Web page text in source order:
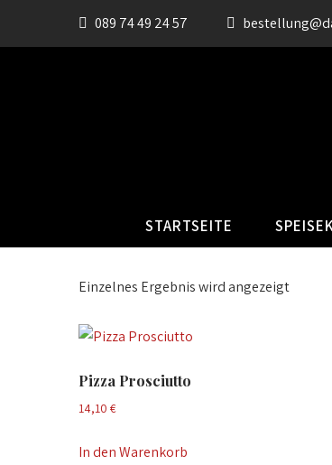
089 74 49 24 57
STARTSEITE
Einzelnes Ergebnis wird angezeigt
Pizza Prosciutto
14,10 €
In den Warenkorb